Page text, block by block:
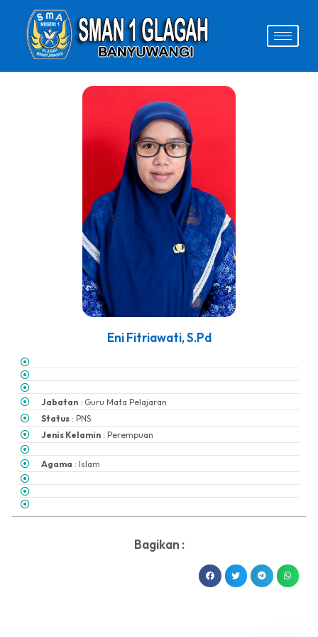
Eni Fitriawati, S.Pd
Jabatan : Guru Mata Pelajaran
Status : PNS
Jenis Kelamin : Perempuan
Agama : Islam
Bagikan :